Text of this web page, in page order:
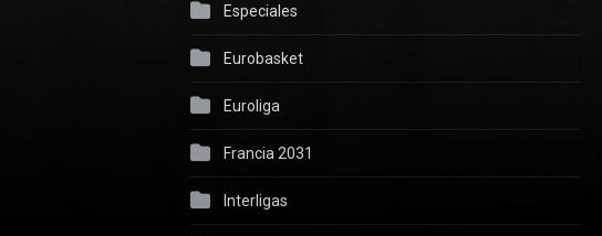
Especiales
Eurobasket
Euroliga
Francia 2031
Interligas